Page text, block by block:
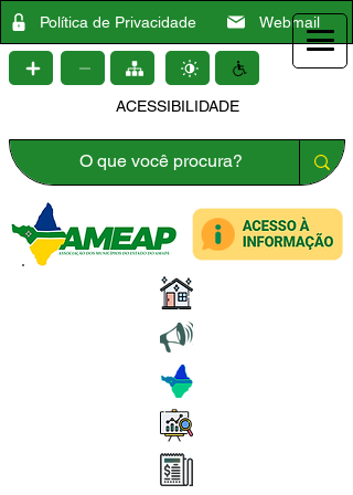
Política de Privacidade Webmail
ACESSIBILIDADE